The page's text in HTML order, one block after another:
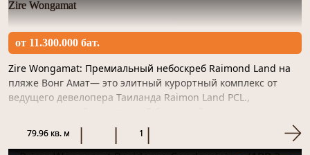
Zire Wongamat
от 11.300.000 бат.
Zire Wongamat: Премиальный небоскреб Raimond Land на
пляже Вонг Амат— это элитный курортный комплекс от
ведущего девелопера Таиланда Raimon Land PCL.,
престижном районе С...
79.96 кв. м 1